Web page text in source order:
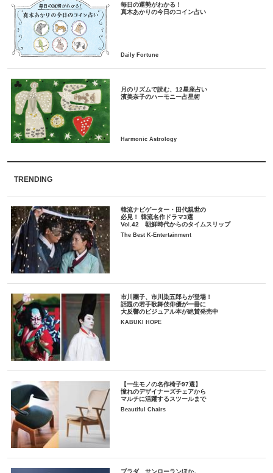
毎日の運勢がわかる！
月のリズムで読む、12星座占い
TRENDING
韓流ナビゲーター・田代親世の
必見！ 韓流名作ドラマ3選
Vol.42 朝鮮時代からのタイムスリップ
The Best K-Entertainment
市川團子、市川染五郎らが登場！
話題の若手歌舞伎俳優が一冊に
大反響のビジュアル本が絶賛発売中
KABUKI HOPE
【一生モノの名作椅子97選】
憧れのデザイナーズチェアから
マルチに活躍するスツールまで
Beautiful Chairs
プラダ、サンローランほか。